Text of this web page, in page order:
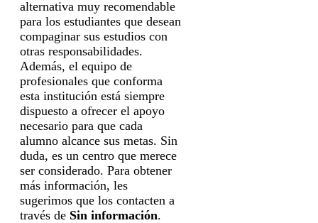
alternativa muy recomendable
para los estudiantes que desean
compaginar sus estudios con
otras responsabilidades.
Además, el equipo de
profesionales que conforma
esta institución está siempre
dispuesto a ofrecer el apoyo
necesario para que cada
alumno alcance sus metas. Sin
duda, es un centro que merece
ser considerado. Para obtener
más información, les
sugerimos que los contacten a
través de Sin información.